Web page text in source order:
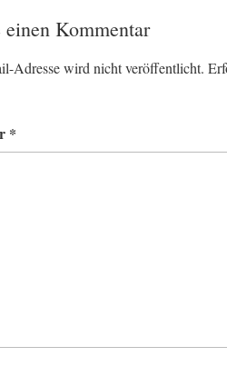
einen Kommentar
Adresse wird nicht veröffentlicht.
*